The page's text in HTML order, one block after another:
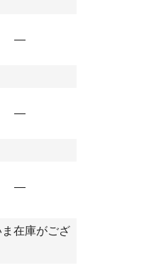
—
—
—
在庫がござ